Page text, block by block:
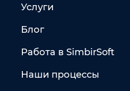
Услуги
Блог
Работа в SimbirSoft
Наши процессы